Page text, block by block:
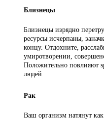
Близнецы
Близнецы изрядно
ресурсы исчерпаны,
концу. Отдохните,
умиротворении,
Положительно повлияют
людей.
Рак
Ваш организм натянут